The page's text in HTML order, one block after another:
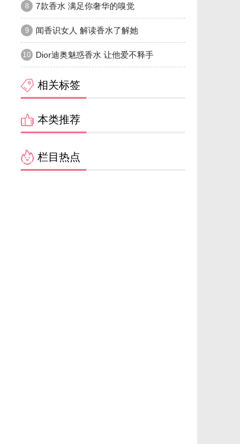
8 7款香水 满足你奢华的嗅觉
9 闻香识女人 解读香水了解她
10 Dior迪奥魅惑香水 让他爱不释手
相关标签
本类推荐
栏目热点